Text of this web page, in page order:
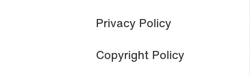
Privacy Policy
Copyright Policy